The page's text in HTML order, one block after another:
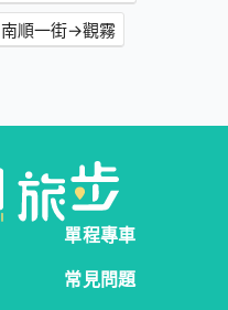
南順一街→觀霧
單程專車
常見問題